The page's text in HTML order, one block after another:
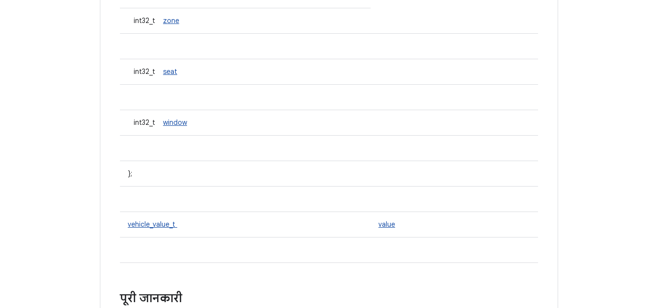
int32_t zone
int32_t seat
int32_t window
};
vehicle_value_t value
पूरी जानकारी